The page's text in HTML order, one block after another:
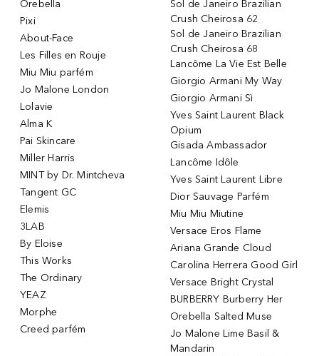
Orebella
Pixi
About-Face
Les Filles en Rouje
Miu Miu parfém
Jo Malone London
Lolavie
Alma K
Pai Skincare
Miller Harris
MINT by Dr. Mintcheva
Tangent GC
Elemis
3LAB
By Eloise
This Works
The Ordinary
YEAZ
Morphe
Creed parfém
Sol de Janeiro Brazilian
Crush Cheirosa 62
Sol de Janeiro Brazilian
Crush Cheirosa 68
Lancôme La Vie Est Belle
Giorgio Armani My Way
Giorgio Armani Sì
Yves Saint Laurent Black
Opium
Gisada Ambassador
Lancôme Idôle
Yves Saint Laurent Libre
Dior Sauvage Parfém
Miu Miu Miutine
Versace Eros Flame
Ariana Grande Cloud
Carolina Herrera Good Girl
Versace Bright Crystal
BURBERRY Burberry Her
Orebella Salted Muse
Jo Malone Lime Basil &
Mandarin